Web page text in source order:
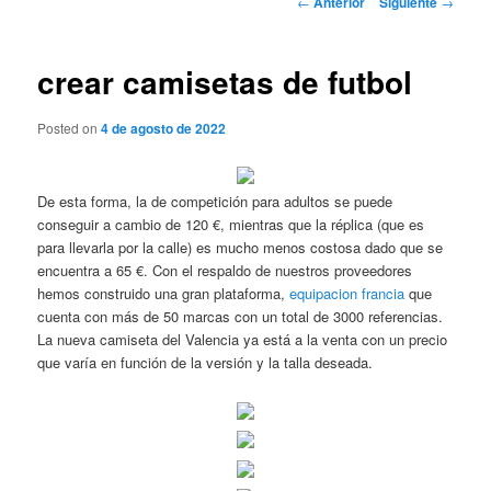
crear camisetas de futbol
Posted on4 de agosto de 2022
De esta forma, la de competición para adultos se puede
conseguir a cambio de 120 €, mientras que la réplica (que es
para llevarla por la calle) es mucho menos costosa dado que se
encuentra a 65 €. Con el respaldo de nuestros proveedores
hemos construido una gran plataforma,equipacion francia que
cuenta con más de 50 marcas con un total de 3000 referencias.
La nueva camiseta del Valencia ya está a la venta con un precio
que varía en función de la versión y la talla deseada.